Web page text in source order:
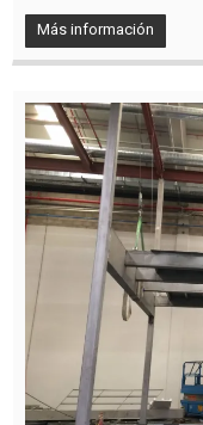
Más información